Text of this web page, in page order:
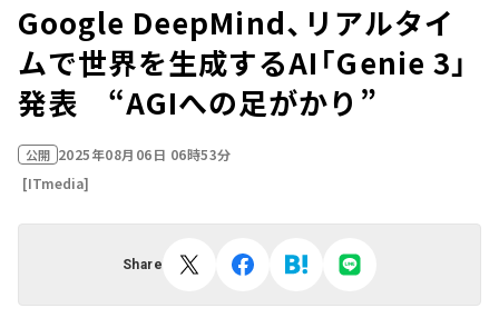
Google DeepMind、リアルタイ
ムで世界を生成するAI「Genie 3」
発表 “AGIへの足がかり”
公開 2025年08月06日 06時53分
[ITmedia]
Share